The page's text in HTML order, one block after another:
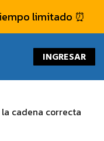
limitado ⏰
INGRESAR
cadena correcta